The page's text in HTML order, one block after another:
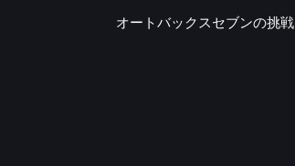
オートバックスセブンの挑戦